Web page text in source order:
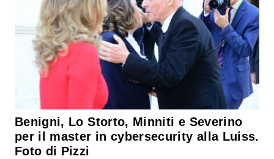
Benigni, Lo Storto, Minniti e Severino
per il master in cybersecurity alla Luiss.
Foto di Pizzi